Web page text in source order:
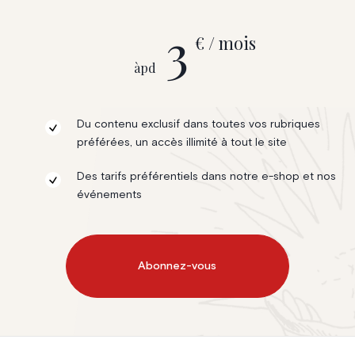
àpd 3 € / mois
Du contenu exclusif dans toutes vos rubriques
préférées, un accès illimité à tout le site
Des tarifs préférentiels dans notre e-shop et nos
événements
Abonnez-vous